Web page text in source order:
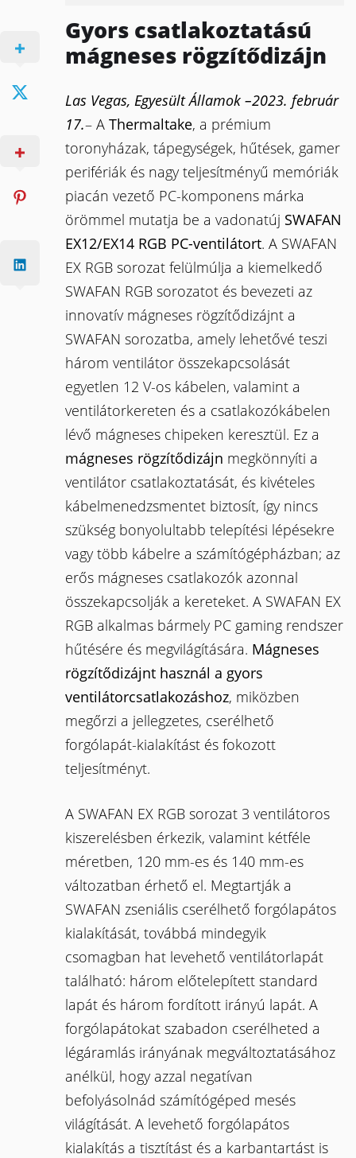
Gyors csatlakoztatású
mágneses rögzítődizájn
Las Vegas, Egyesült Államok –2023. február
17.– AThermaltake, a prémium
toronyházak, tápegységek, hűtések, gamer
perifériák és nagy teljesítményű memóriák
piacán vezető PC-komponens márka
örömmel mutatja be a vadonatúj SWAFAN
EX12/EX14 RGB PC-ventilátort. A SWAFAN
EX RGB sorozat felülmúlja a kiemelkedő
SWAFAN RGB sorozatot és bevezeti az
innovatív mágneses rögzítődizájnt a
SWAFAN sorozatba, amely lehetővé teszi
három ventilátor összekapcsolását
egyetlen 12 V-os kábelen, valamint a
ventilátorkereten és a csatlakozókábelen
lévő mágneses chipeken keresztül. Ez a
mágneses rögzítődizájn megkönnyíti a
ventilátor csatlakoztatását, és kivételes
kábelmenedzsmentet biztosít, így nincs
szükség bonyolultabb telepítési lépésekre
vagy több kábelre a számítógépházban; az
erős mágneses csatlakozók azonnal
összekapcsolják a kereteket. A SWAFAN EX
RGB alkalmas bármely PC gaming rendszer
hűtésére és megvilágítására. Mágneses
rögzítődizájnt használ a gyors
ventilátorcsatlakozáshoz, miközben
megőrzi a jellegzetes, cserélhető
forgólapát-kialakítást és fokozott
teljesítményt.
A SWAFAN EX RGB sorozat 3 ventilátoros
kiszerelésben érkezik, valamint kétféle
méretben, 120 mm-es és 140 mm-es
változatban érhető el. Megtartják a
SWAFAN zseniális cserélhető forgólapátos
kialakítását, továbbá mindegyik
csomagban hat levehető ventilátorlapát
található: három előtelepített standard
lapát és három fordított irányú lapát. A
forgólapátokat szabadon cserélheted a
légáramlás irányának megváltoztatásához
anélkül, hogy azzal negatívan
befolyásolnád számítógéped mesés
világítását. A levehető forgólapátos
kialakítás a tisztítást és a karbantartást is